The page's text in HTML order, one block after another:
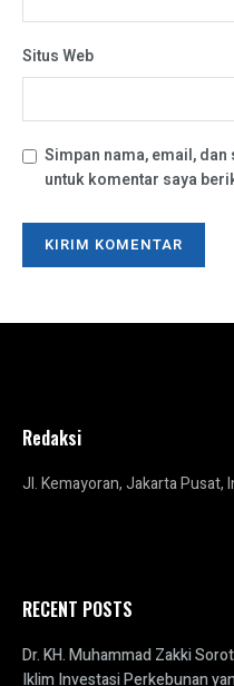
Situs Web
Simpan nama, email,
untuk komentar saya
Redaksi
Jl. Kemayoran, Jakarta Pusat,
RECENT POSTS
Dr. KH. Muhammad Zakki
Iklim Investasi Perkebunan